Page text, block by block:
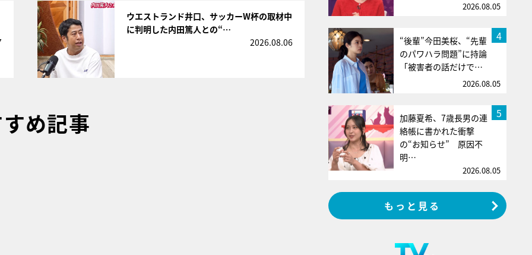
ウエストランド井口、サッカーW杯の取材中
に判明した内田篤人との“…
2026.08.06
め記事
2026.08.05
4
“後輩”今田美桜、“先輩
のパワハラ問題”に持論
「被害者の話だけで…
2026.08.05
5
加藤夏希、7歳長男の連
絡帳に書かれた衝撃
の“お知らせ” 原因不
明…
2026.08.05
もっと見る